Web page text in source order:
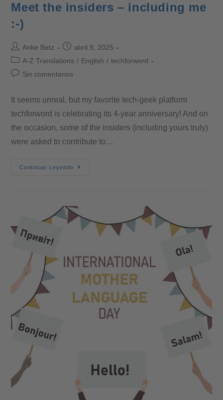
Meet the insiders – including me
:-)
Anke Betz
abril 9, 2025
A-Z Translations / English / techforword
Sin comentarios
It seems unreal, but my favorite tech-geek platform
techforword is celebrating its 4-year anniversary! And on
the occasion, some of the insiders (including yours truly)
were asked to contribute to…
Continuar Leyendo